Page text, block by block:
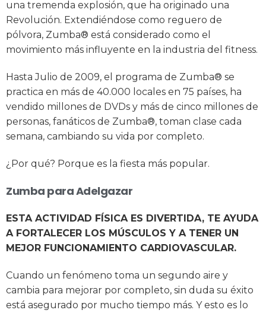
una tremenda explosión, que ha originado una
Revolución. Extendiéndose como reguero de
pólvora, Zumba® está considerado como el
movimiento más influyente en la industria del fitness.
Hasta Julio de 2009, el programa de Zumba® se
practica en más de 40.000 locales en 75 países, ha
vendido millones de DVDs y más de cinco millones de
personas, fanáticos de Zumba®, toman clase cada
semana, cambiando su vida por completo.
¿Por qué? Porque es la fiesta más popular.
Zumba para Adelgazar
ESTA ACTIVIDAD FÍSICA ES DIVERTIDA, TE AYUDA
A FORTALECER LOS MÚSCULOS Y A TENER UN
MEJOR FUNCIONAMIENTO CARDIOVASCULAR.
Cuando un fenómeno toma un segundo aire y
cambia para mejorar por completo, sin duda su éxito
está asegurado por mucho tiempo más. Y esto es lo